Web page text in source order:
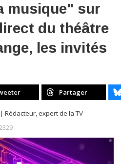
musique" sur
du théâtre
les invités
Partager
| Rédacteur, expert de la TV